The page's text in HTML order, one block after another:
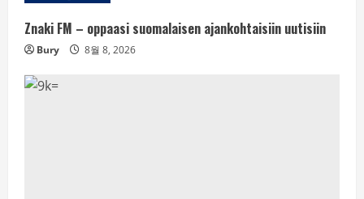
Znaki FM – oppaasi suomalaisen ajankohtaisiin uutisiin
Bury 8월 8, 2026